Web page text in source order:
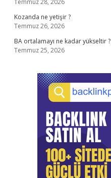
Temmuz 28, 2026
Kozanda ne yetişir ?
Temmuz 26, 2026
BA ortalamayı ne kadar yükseltir ?
Temmuz 25, 2026